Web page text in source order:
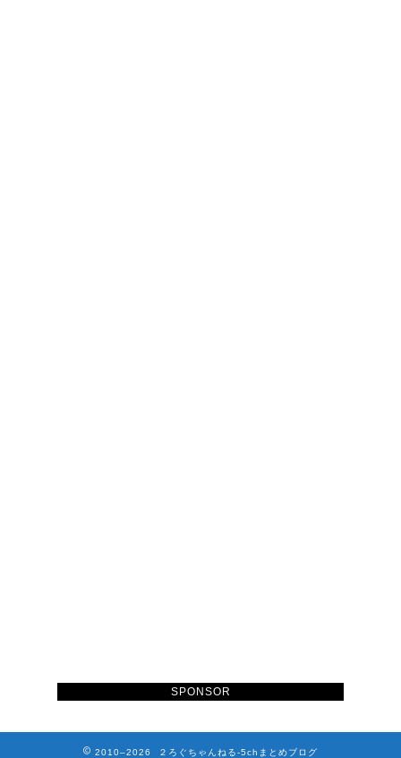
SPONSOR
2010–2026 ２ろぐちゃんねる-5chまとめブログ